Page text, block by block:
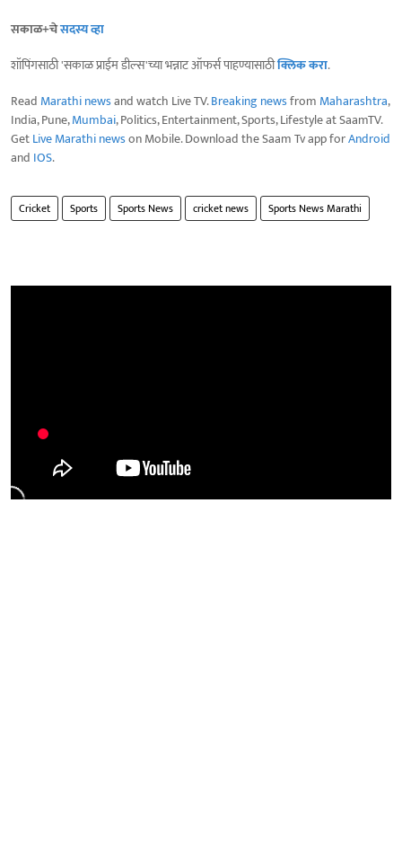
सकाळ+चेसदस्य व्हा
शॉपिंगसाठी 'सकाळ प्राईम डील्स'च्या भन्नाट ऑफर्स पाहण्यासाठीक्लिक करा.
Read Marathi newsand watch Live TV.Breaking newsfrom Maharashtra,
India, Pune,Mumbai, Politics, Entertainment, Sports, Lifestyle at SaamTV.
GetLive Marathi newson Mobile. Download the Saam Tv app forAndroid
and IOS.
Cricket Sports Sports News cricket news Sports News Marathi